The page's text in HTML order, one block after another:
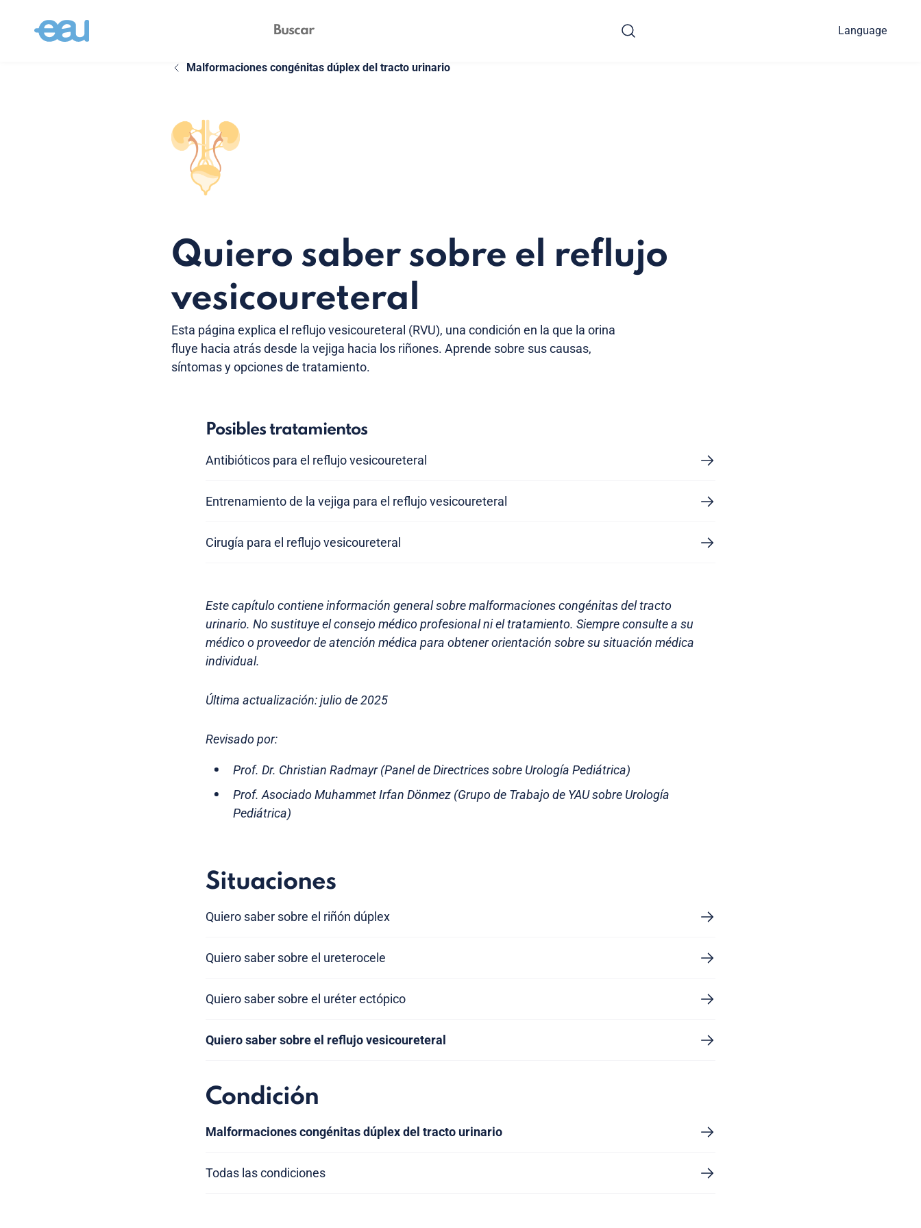
Language
Malformaciones congénitas dúplex del tracto urinario
Quiero saber sobre el reflujo
vesicoureteral
Esta página explica el reflujo vesicoureteral (RVU), una condición en la que la orina
fluye hacia atrás desde la vejiga hacia los riñones. Aprende sobre sus causas,
síntomas y opciones de tratamiento.
Posibles tratamientos
Antibióticos para el reflujo vesicoureteral
Entrenamiento de la vejiga para el reflujo vesicoureteral
Cirugía para el reflujo vesicoureteral
Este capítulo contiene información general sobre malformaciones congénitas del tracto
urinario. No sustituye el consejo médico profesional ni el tratamiento. Siempre consulte a su
médico o proveedor de atención médica para obtener orientación sobre su situación médica
individual.
Última actualización: julio de 2025
Revisado por:
Prof. Dr. Christian Radmayr (Panel de Directrices sobre Urología Pediátrica)
Prof. Asociado Muhammet Irfan Dönmez (Grupo de Trabajo de YAU sobre Urología
Pediátrica)
Situaciones
Quiero saber sobre el riñón dúplex
Quiero saber sobre el ureterocele
Quiero saber sobre el uréter ectópico
Quiero saber sobre el reflujo vesicoureteral
Condición
Malformaciones congénitas dúplex del tracto urinario
Todas las condiciones